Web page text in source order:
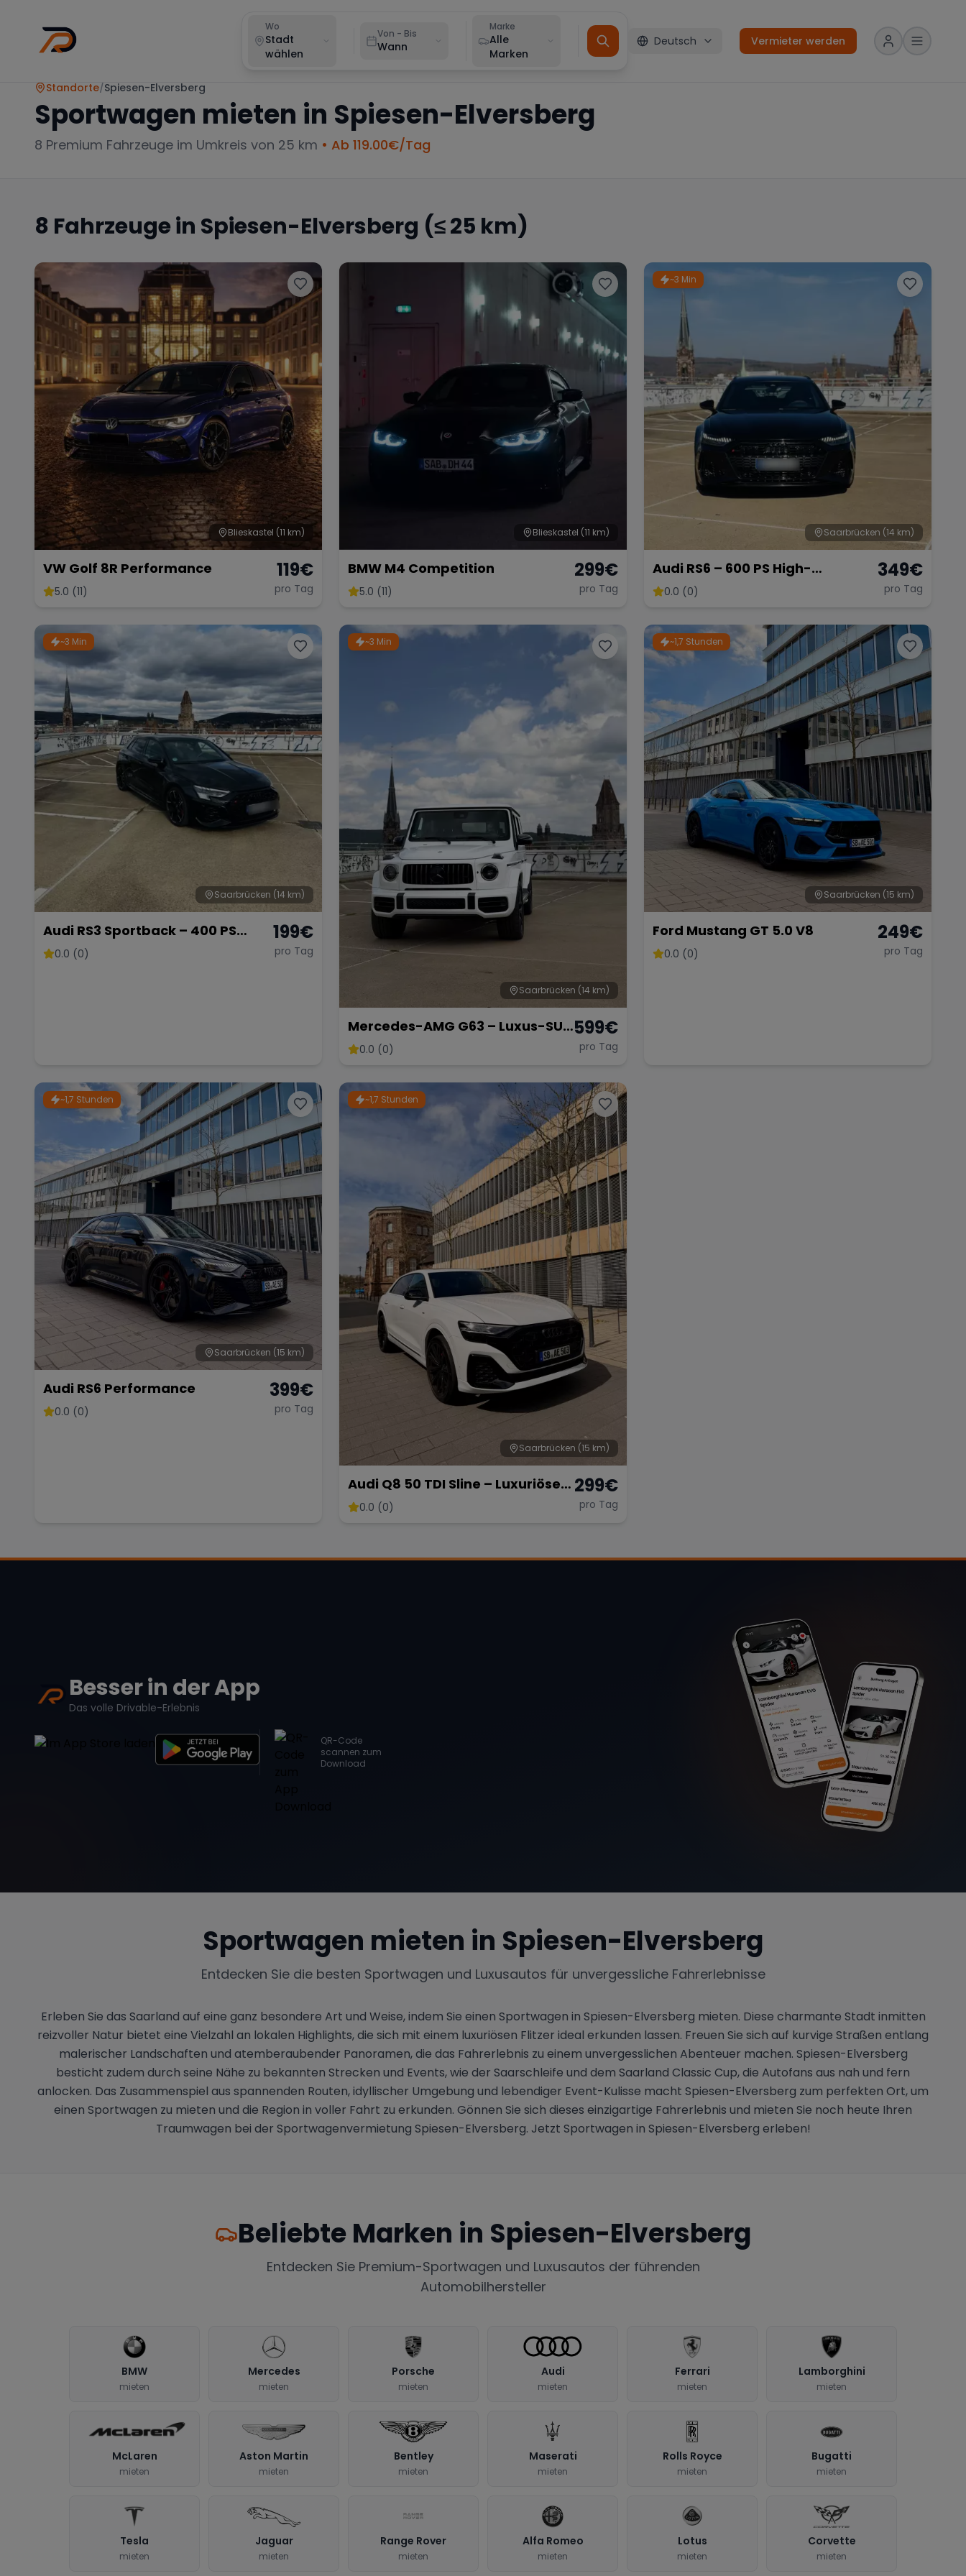
Wo
Stadt
wählen
Von - Bis
Wann
Marke
Alle
Marken
Deutsch Vermieter werden
Standorte/Spiesen-Elversberg
Sportwagen mieten in Spiesen-Elversberg
8 Premium Fahrzeuge im Umkreis von 25 km • Ab 119.00€/Tag
8 Fahrzeuge in Spiesen-Elversberg (≤ 25 km)
Blieskastel (11 km)
VW Golf 8R Performance
5.0 (11)
119€
pro Tag
Blieskastel (11 km)
BMW M4 Competition
5.0 (11)
299€
pro Tag
~3 Min
Saarbrücken (14 km)
Audi RS6 – 600 PS High-
Performance Kombi
0.0 (0)
349€
pro Tag
~3 Min
Saarbrücken (14 km)
Audi RS3 Sportback – 400 PS
Kompaktsportler
0.0 (0)
199€
pro Tag
~3 Min
Saarbrücken (14 km)
Mercedes-AMG G63 – Luxus-SUV
in Weiß Matt
0.0 (0)
599€
pro Tag
~1,7 Stunden
Saarbrücken (15 km)
Ford Mustang GT 5.0 V8
0.0 (0)
249€
pro Tag
~1,7 Stunden
Saarbrücken (15 km)
Audi RS6 Performance
0.0 (0)
399€
pro Tag
~1,7 Stunden
Saarbrücken (15 km)
Audi Q8 50 TDI Sline – Luxuriöses
SUV mit 286 PS
0.0 (0)
299€
pro Tag
Besser in der App
Das volle Drivable-Erlebnis
QR-Code
scannen zum
Download
Sportwagen mieten in Spiesen-Elversberg
Entdecken Sie die besten Sportwagen und Luxusautos für unvergessliche Fahrerlebnisse
Erleben Sie das Saarland auf eine ganz besondere Art und Weise, indem Sie einen Sportwagen in Spiesen-Elversberg mieten. Diese charmante Stadt inmitten
reizvoller Natur bietet eine Vielzahl an lokalen Highlights, die sich mit einem luxuriösen Flitzer ideal erkunden lassen. Freuen Sie sich auf kurvige Straßen entlang
malerischer Landschaften und atemberaubender Panoramen, die das Fahrerlebnis zu einem unvergesslichen Abenteuer machen. Spiesen-Elversberg
besticht zudem durch seine Nähe zu bekannten Strecken und Events, wie der Saarschleife und dem Saarland Classic Cup, die Autofans aus nah und fern
anlocken. Das Zusammenspiel aus spannenden Routen, idyllischer Umgebung und lebendiger Event-Kulisse macht Spiesen-Elversberg zum perfekten Ort, um
einen Sportwagen zu mieten und die Region in voller Fahrt zu erkunden. Gönnen Sie sich dieses einzigartige Fahrerlebnis und mieten Sie noch heute Ihren
Traumwagen bei der Sportwagenvermietung Spiesen-Elversberg. Jetzt Sportwagen in Spiesen-Elversberg erleben!
Beliebte Marken in Spiesen-Elversberg
Entdecken Sie Premium-Sportwagen und Luxusautos der führenden
Automobilhersteller
BMW
mieten
Mercedes
mieten
Porsche
mieten
Audi
mieten
Ferrari
mieten
Lamborghini
mieten
McLaren
mieten
Aston Martin
mieten
Bentley
mieten
Maserati
mieten
Rolls Royce
mieten
Bugatti
mieten
Tesla
mieten
Jaguar
mieten
Range Rover
mieten
Alfa Romeo
mieten
Lotus
mieten
Corvette
mieten